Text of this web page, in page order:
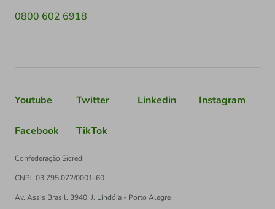
0800 602 6918
Youtube Twitter Linkedin Instagram
Facebook TikTok
Confederação Sicredi
CNPJ: 03.795.072/0001-60
Av. Assis Brasil, 3940, J. Lindóia - Porto Alegre